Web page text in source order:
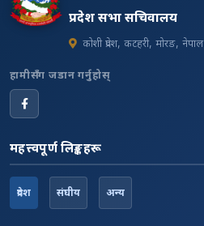
प्रदेश सभा सचिवालय
कोशी प्रदेश, कटहरी, मोरङ, नेपाल
हामीसँग जडान गर्नुहोस्
महत्त्वपूर्ण लिङ्कहरू
प्रदेश संघीय अन्य